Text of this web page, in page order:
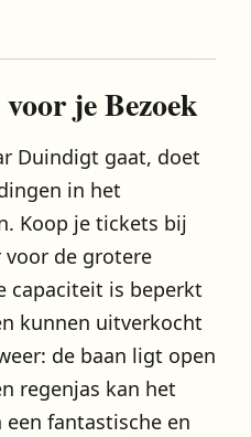
je Bezoek
Duindigt gaat, doet
in het
Koop je tickets bij
voor de grotere
capaciteit is beperkt
kunnen uitverkocht
de baan ligt open
regenjas kan het
fantastische en